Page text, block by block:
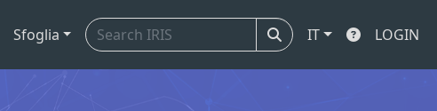
Sfoglia IT LOGIN